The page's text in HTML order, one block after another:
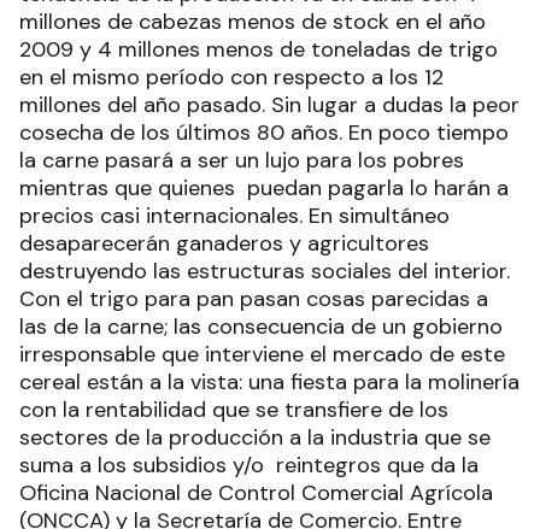
millones de cabezas menos de stock en el año
2009 y 4 millones menos de toneladas de trigo
en el mismo período con respecto a los 12
millones del año pasado. Sin lugar a dudas la peor
cosecha de los últimos 80 años. En poco tiempo
la carne pasará a ser un lujo para los pobres
mientras que quienes puedan pagarla lo harán a
precios casi internacionales. En simultáneo
desaparecerán ganaderos y agricultores
destruyendo las estructuras sociales del interior.
Con el trigo para pan pasan cosas parecidas a
las de la carne; las consecuencia de un gobierno
irresponsable que interviene el mercado de este
cereal están a la vista: una fiesta para la molinería
con la rentabilidad que se transfiere de los
sectores de la producción a la industria que se
suma a los subsidios y/o reintegros que da la
Oficina Nacional de Control Comercial Agrícola
(ONCCA) y la Secretaría de Comercio. Entre